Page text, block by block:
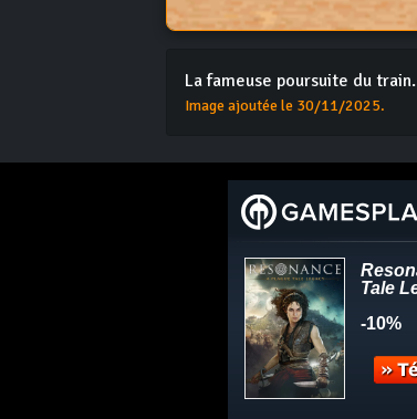
La fameuse poursuite du train.
Image ajoutée le 30/11/2025.